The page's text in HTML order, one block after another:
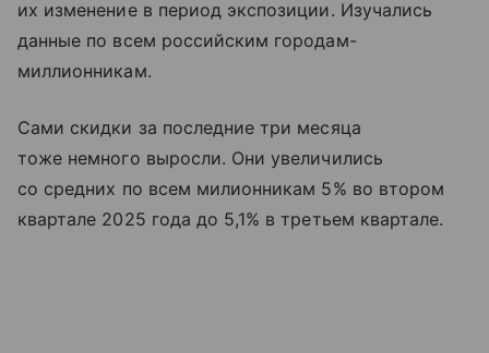
их изменение в период экспозиции. Изучались
данные по всем российским городам-
миллионникам.
Сами скидки за последние три месяца
тоже немного выросли. Они увеличились
со средних по всем милионникам 5% во втором
квартале 2025 года до 5,1% в третьем квартале.